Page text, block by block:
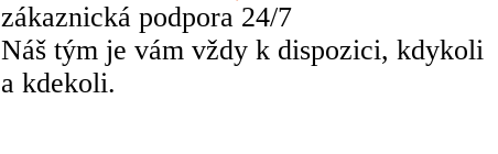
zákaznická podpora 24/7
Náš tým je vám vždy k dispozici, kdykoli
a kdekoli.